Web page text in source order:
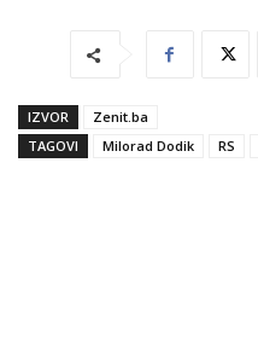
IZVOR
Zenit.ba
TAGOVI
Milorad Dodik RS